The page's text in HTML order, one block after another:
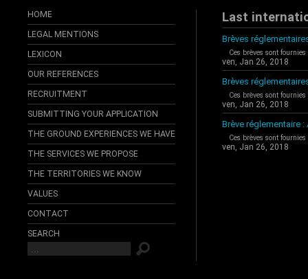
HOME
LEGAL MENTIONS
LEXICON
OUR REFERENCES
RECRUITMENT
SUBMITTING YOUR APPLICATION
THE GROUND EXPERIENCES WE HAVE
THE SERVICES WE PROPOSE
THE TERRITORIES WE KNOW
VALUES
CONTACT
SEARCH
Last
Brèves
Ces brèves sont
ven, Jan 26, 2018
Brèves
Ces brèves sont
ven, Jan 26, 2018
Brève réglementaire :
Ces brèves sont
ven, Jan 26, 2018